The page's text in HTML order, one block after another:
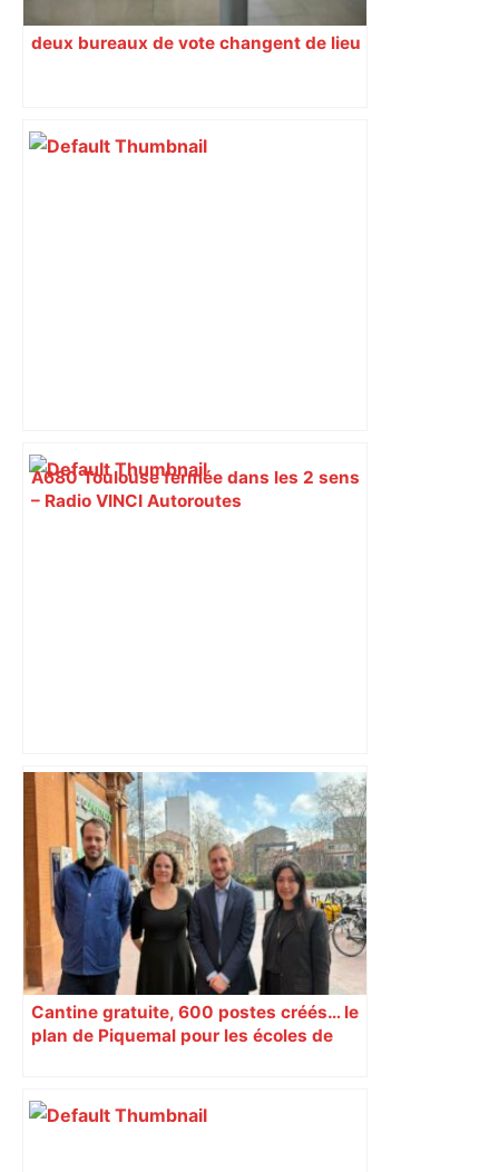
deux bureaux de vote changent de lieu
A680 Toulouse fermée dans les 2 sens
– Radio VINCI Autoroutes
Top 14: comment Perpignan a une
nouvelle fois fait tomber Toulouse? –
RMC Sport
Cantine gratuite, 600 postes créés… le
plan de Piquemal pour les écoles de